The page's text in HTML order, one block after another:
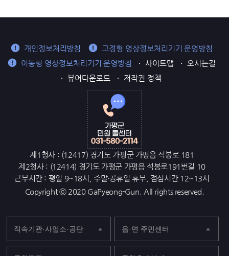
개인정보처리방침
고정형 영상정보처리기기 운영방침
이동형 영상정보처리기기 운영방침
사이트맵
오시는길
뷰어다운로드
저작권 정책
제1청사 : (12417) 경기도 가평군 가평읍 석봉로 181
제2청사 : (12414) 경기도 가평군 가평읍 석봉로191번길 10
근무시간 : 평일 9~18시, 주말·공휴일 휴무, 점심시간 12~13시
Copyright ⓒ 2020 GaPyeong-Gun. All rights reserved.
직속기관·사업소·공단 읍·면 주민센터